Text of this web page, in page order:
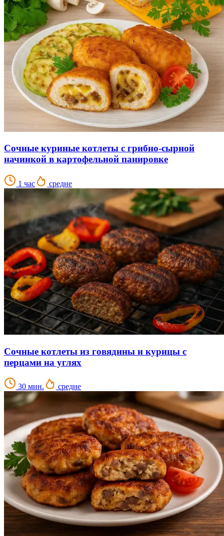
Сочные куриные котлеты с грибно-сырной
начинкой в картофельной панировке
1 час средне
Сочные котлеты из говядины и курицы с
перцами на углях
30 мин. средне